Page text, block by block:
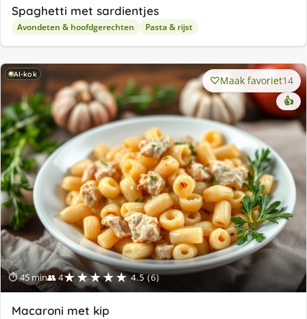
Spaghetti met sardientjes
Avondeten & hoofdgerechten Pasta & rijst
AI-kok
⏱ 45 min👥 4★★★★★ 4.5 (6)
Maak favoriet14
👍
Macaroni met kip